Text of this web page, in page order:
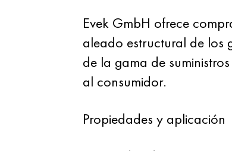
Evek GmbH ofrece
aleado estructural de los
de la gama de
al consumidor.
Propiedades y aplicación